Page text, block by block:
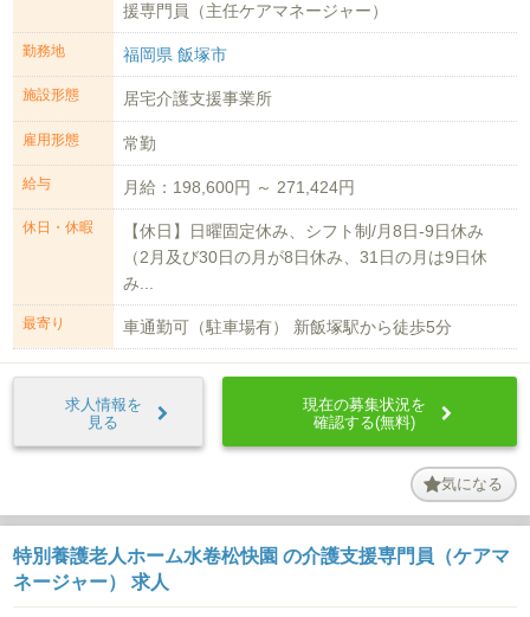
援専門員（主任ケアマネージャー）
勤務地 福岡県 飯塚市
施設形態 居宅介護支援事業所
雇用形態 常勤
給与 月給：198,600円 ～ 271,424円
休日・休暇
【休日】日曜固定休み、シフト制/月8日-9日休み
（2月及び30日の月が8日休み、31日の月は9日休
み...
最寄り 車通勤可（駐車場有） 新飯塚駅から徒歩5分
求人情報を
見る
現在の募集状況を
確認する(無料)
気になる
特別養護老人ホーム水卷松快園 の介護支援専門員（ケアマ
ネージャー） 求人